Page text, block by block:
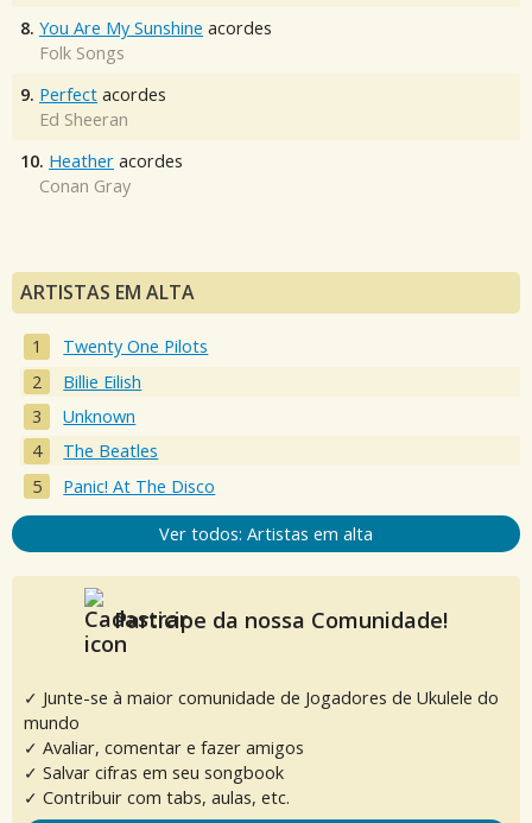
8. You Are My Sunshine acordes
Folk Songs
9. Perfect acordes
Ed Sheeran
10. Heather acordes
Conan Gray
ARTISTAS EM ALTA
Twenty One Pilots
Billie Eilish
Unknown
The Beatles
Panic! At The Disco
Ver todos: Artistas em alta
Participe da nossa Comunidade!
✓ Junte-se à maior comunidade de Jogadores de Ukulele do
mundo
✓ Avaliar, comentar e fazer amigos
✓ Salvar cifras em seu songbook
✓ Contribuir com tabs, aulas, etc.